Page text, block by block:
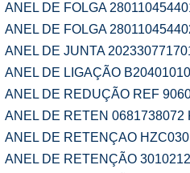
ANEL DE FOLGA
ANEL DE FOLGA
ANEL DE JUNTA
ANEL DE LIGAÇÃO
ANEL DE REDUÇÃO REF
ANEL DE RETEN
ANEL DE RETENÇAO HZC030
ANEL DE RETENÇÃO